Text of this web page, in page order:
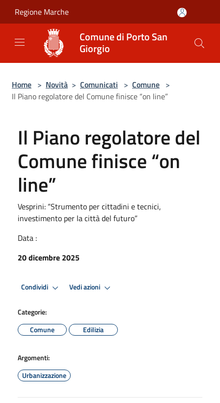
Regione Marche
Comune di Porto San
Giorgio
Home > Novità > Comunicati > Comune >
Il Piano regolatore del Comune finisce “on line”
Il Piano regolatore del
Comune finisce “on
line”
Vesprini: “Strumento per cittadini e tecnici,
investimento per la città del futuro”
Data :
20 dicembre 2025
Condividi Vedi azioni
Categorie:
Comune
Edilizia
Argomenti:
Urbanizzazione